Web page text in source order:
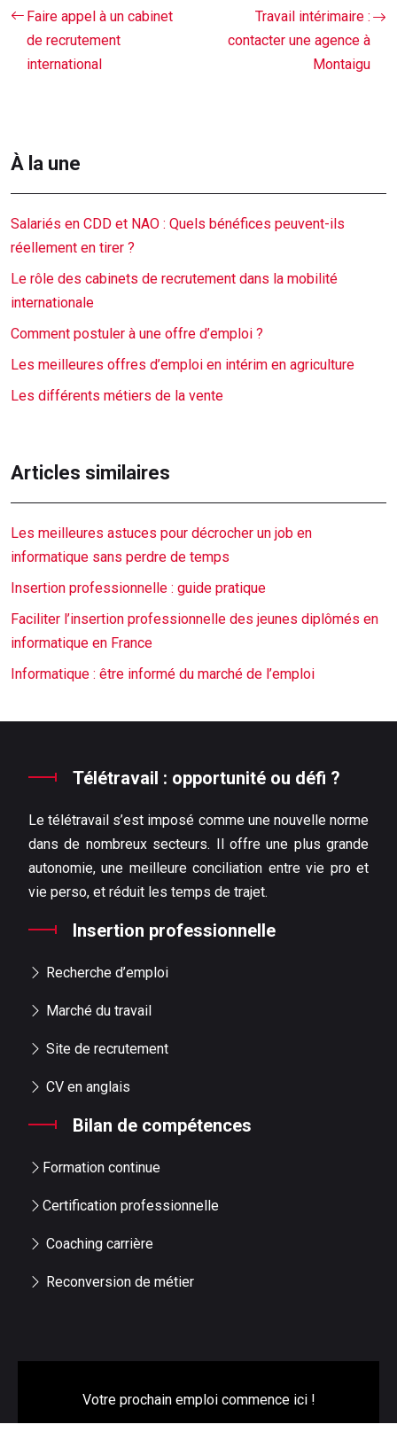
Faire appel à un cabinet
de recrutement
international
Travail intérimaire :
contacter une agence à
Montaigu
À la une
Salariés en CDD et NAO : Quels bénéfices peuvent-ils
réellement en tirer ?
Le rôle des cabinets de recrutement dans la mobilité
internationale
Comment postuler à une offre d’emploi ?
Les meilleures offres d’emploi en intérim en agriculture
Les différents métiers de la vente
Articles similaires
Les meilleures astuces pour décrocher un job en
informatique sans perdre de temps
Insertion professionnelle : guide pratique
Faciliter l’insertion professionnelle des jeunes diplômés en
informatique en France
Informatique : être informé du marché de l’emploi
Télétravail : opportunité ou défi ?
Le télétravail s’est imposé comme une nouvelle norme
dans de nombreux secteurs. Il offre une plus grande
autonomie, une meilleure conciliation entre vie pro et
vie perso, et réduit les temps de trajet.
Insertion professionnelle
Recherche d’emploi
Marché du travail
Site de recrutement
CV en anglais
Bilan de compétences
Formation continue
Certification professionnelle
Coaching carrière
Reconversion de métier
Votre prochain emploi commence ici !